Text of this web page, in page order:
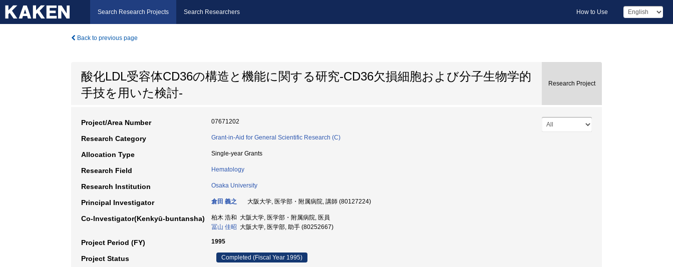
Search Research Projects Search Researchers How to Use
Back to previous page
酸化LDL受容体CD36の構造と機能に関する研究-CD36欠損細胞および分子生物学的
手技を用いた検討-
Research Project
Project/Area Number 07671202
Research Category Grant-in-Aid for General Scientific Research (C)
Allocation Type Single-year Grants
Research Field Hematology
Research Institution Osaka University
Principal Investigator 倉田 義之 大阪大学, 医学部・附属病院, 講師 (80127224)
Co-Investigator(Kenkyū-buntansha)
柏木 浩和 大阪大学, 医学部・附属病院, 医員
冨山 佳昭 大阪大学, 医学部, 助手 (80252667)
Project Period (FY) 1995
Project Status Completed (Fiscal Year 1995)